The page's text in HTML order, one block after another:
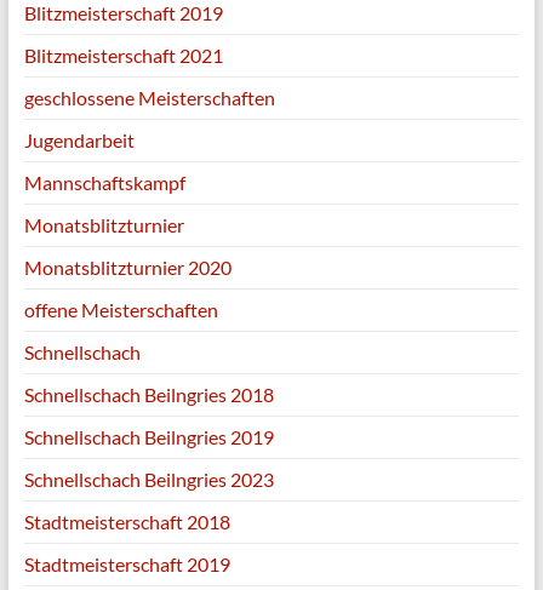
sBlitzmeisterschaft 2019
Blitzmeisterschaft 2021
geschlossene Meisterschaften
Jugendarbeit
Mannschaftskampf
Monatsblitzturnier
Monatsblitzturnier 2020
offene Meisterschaften
Schnellschach
Schnellschach Beilngries 2018
Schnellschach Beilngries 2019
Schnellschach Beilngries 2023
Stadtmeisterschaft 2018
Stadtmeisterschaft 2019